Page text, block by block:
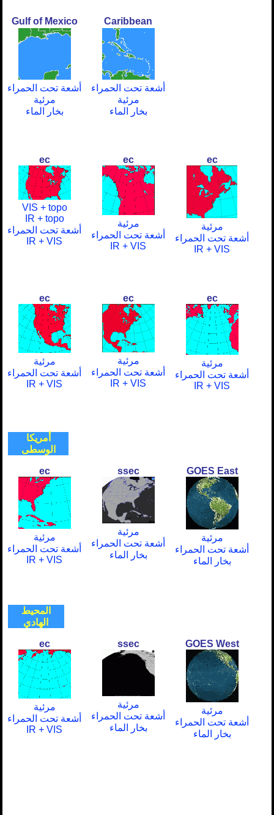
Gulf of Mexico
أشعة تحت الحمراء
مرئية
بخار الماء
Caribbean
أشعة تحت الحمراء
مرئية
بخار الماء
ec
VIS + topo
IR + topo
أشعة تحت الحمراء
IR + VIS
ec
مرئية
أشعة تحت الحمراء
IR + VIS
ec
مرئية
أشعة تحت الحمراء
IR + VIS
ec
مرئية
أشعة تحت الحمراء
IR + VIS
ec
مرئية
أشعة تحت الحمراء
IR + VIS
ec
مرئية
أشعة تحت الحمراء
IR + VIS
أمريكا
الوسطى
ec
مرئية
أشعة تحت الحمراء
IR + VIS
ssec
مرئية
أشعة تحت الحمراء
بخار الماء
GOES East
مرئية
أشعة تحت الحمراء
بخار الماء
المحيط
الهادي
ec
مرئية
أشعة تحت الحمراء
IR + VIS
ssec
مرئية
أشعة تحت الحمراء
بخار الماء
GOES West
مرئية
أشعة تحت الحمراء
بخار الماء